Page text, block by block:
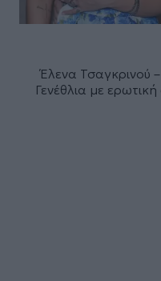
Έλενα Τσαγκρινού
Γενέθλια με